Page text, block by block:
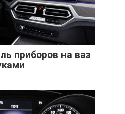
приборов на ваз